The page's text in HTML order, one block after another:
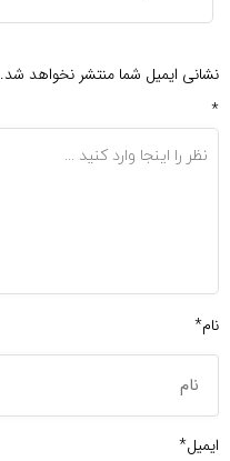
نشانی ایمیل شما منتشر نخواهد شد.
*
نام*
ایمیل*